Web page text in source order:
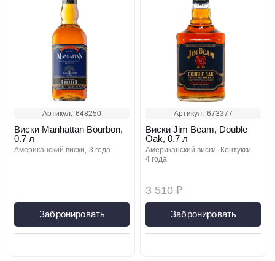
Артикул: 648250
Виски Manhattan Bourbon,
0.7 л
американский виски 3 года
Забронировать
Артикул: 673377
3 510 ₽
Виски Jim Beam, Double
Oak, 0.7 л
американский виски
кентукки
4 года
Забронировать